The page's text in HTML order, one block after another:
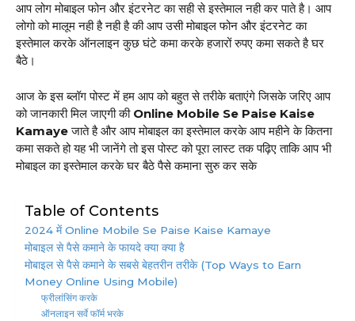
आप लोग मोबाइल फोन और इंटरनेट का सही से इस्तेमाल नही कर पाते है। आप
लोगो को मालूम नही है नही है की आप उसी मोबाइल फोन और इंटरनेट का
इस्तेमाल करके ऑनलाइन कुछ घंटे कमा करके हजारों रुपए कमा सकते है घर
बैठे।
आज के इस ब्लॉग पोस्ट में हम आप को बहुत से तरीके बताएंगे जिसके जरिए आप
को जानकारी मिल जाएगी की Online Mobile Se Paise Kaise
Kamayeजाते है और आप मोबाइल का इस्तेमाल करके आप महीने के कितना
कमा सकते हो यह भी जानेंगे तो इस पोस्ट को पूरा लास्ट तक पढ़िए ताकि आप भी
मोबाइल का इस्तेमाल करके घर बैठे पैसे कमाना सुरु कर सके
Table of Contents
2024 में Online Mobile Se Paise Kaise Kamaye
मोबाइल से पैसे कमाने के फायदे क्या क्या है
मोबाइल से पैसे कमाने के सबसे बेहतरीन तरीके (Top Ways to Earn
Money Online Using Mobile)
फ्रीलांसिंग करके
ऑनलाइन सर्वे फॉर्म भरके